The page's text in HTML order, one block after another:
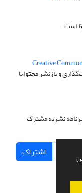
است.
Creative
و بازنشر محتوا با
نشریه مشترک
اشتراک